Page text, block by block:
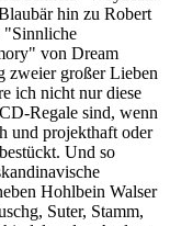
hin zu Robert
"Sinnliche
von Dream
zweier großer Lieben
ich nicht nur diese
Regale sind, wenn
und projekthaft oder
Und so
Hohlbein Walser
Suter, Stamm,